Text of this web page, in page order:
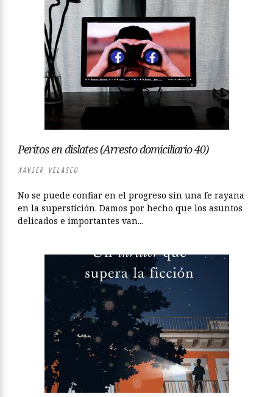
Peritos en dislates (Arresto domiciliario 40)
XAVIER VELASCO
No se puede confiar en el progreso sin una fe rayana
en la superstición. Damos por hecho que los asuntos
delicados e importantes van...